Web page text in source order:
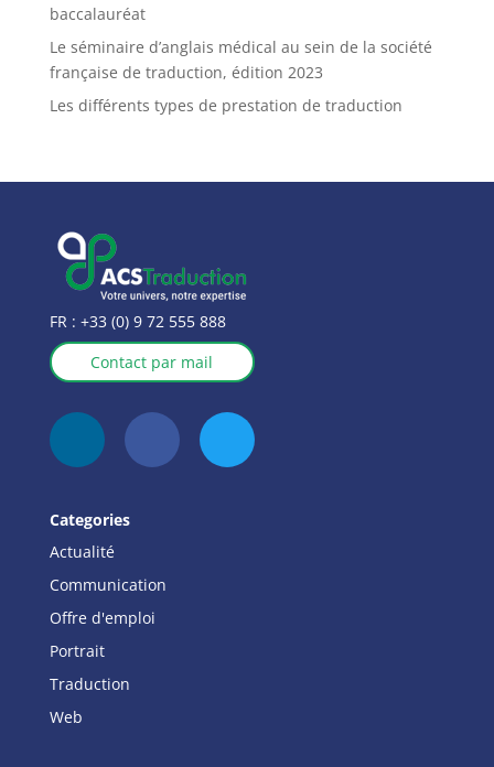
baccalauréat
Le séminaire d’anglais médical au sein de la société
française de traduction, édition 2023
Les différents types de prestation de traduction
FR : +33 (0) 9 72 555 888
Contact par mail
Categories
Actualité
Communication
Offre d'emploi
Portrait
Traduction
Web